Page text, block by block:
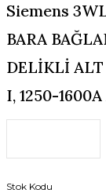
Siemens
BARA
DELİKLİ ALT
I, 1250-
Stok Kodu